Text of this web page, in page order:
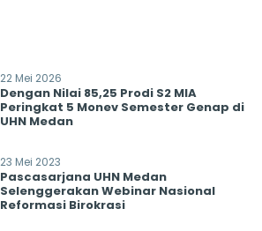
22 Mei 2026
Dengan Nilai 85,25 Prodi S2 MIA
Peringkat 5 Monev Semester Genap di
UHN Medan
23 Mei 2023
Pascasarjana UHN Medan
Selenggerakan Webinar Nasional
Reformasi Birokrasi